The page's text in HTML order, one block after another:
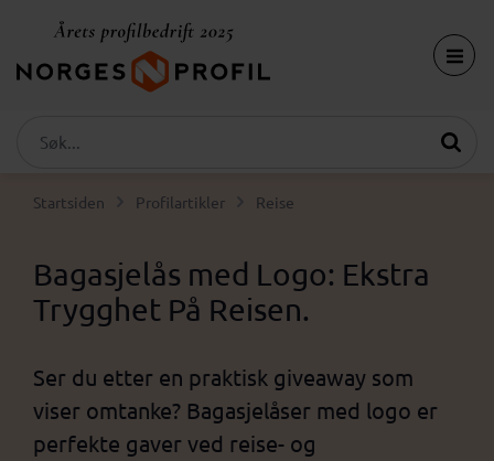
Startsiden Profilartikler Reise
Bagasjelås med Logo: Ekstra
Trygghet På Reisen.
Ser du etter en praktisk giveaway som
viser omtanke? Bagasjelåser med logo er
perfekte gaver ved reise- og